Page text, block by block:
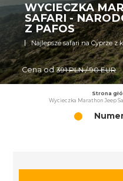
WYCIECZKA
SAFARI -
Z PAFOS
Najlepsze safari na Cyprze z
Cena od 391 PLN / 90 EUR
Strona
Wycieczka Marathon Jeep